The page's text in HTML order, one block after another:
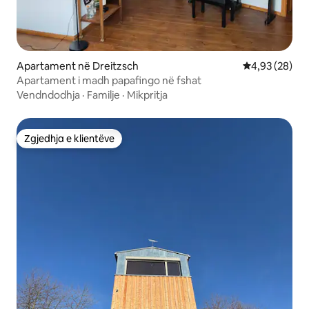
Apartament në Dreitzsch Vlerësimi
4,93 (28)
Apartament i madh papafingo në fshat
Vendndodhja · Familje · Mikpritja
Zgjedhja e klientëve
Zgjedhja e klientëve